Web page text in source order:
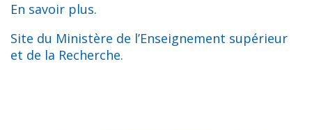
En savoir plus.
Site du Ministère de l’Enseignement supérieur
et de la Recherche.